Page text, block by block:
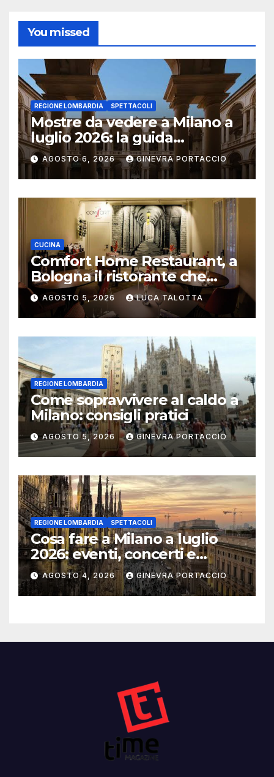
You missed
REGIONE LOMBARDIA SPETTACOLI
Mostre da vedere a Milano a
luglio 2026: la guida
aggiornata
AGOSTO 6, 2026 GINEVRA PORTACCIO
CUCINA
Comfort Home Restaurant, a
Bologna il ristorante che
trasforma l’ospitalità in
un’esperienza di casa
AGOSTO 5, 2026 LUCA TALOTTA
REGIONE LOMBARDIA
Come sopravvivere al caldo a
Milano: consigli pratici
AGOSTO 5, 2026 GINEVRA PORTACCIO
REGIONE LOMBARDIA SPETTACOLI
Cosa fare a Milano a luglio
2026: eventi, concerti e
mostre
AGOSTO 4, 2026 GINEVRA PORTACCIO